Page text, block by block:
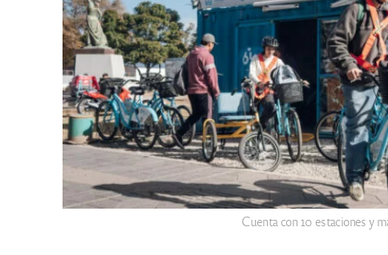
Cuenta con 10 estaciones y